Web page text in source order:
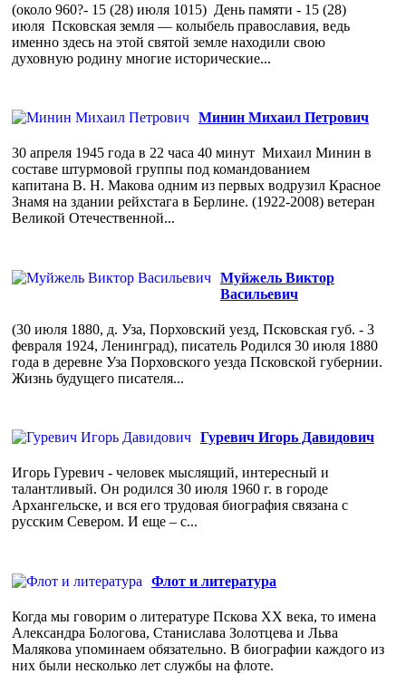
(около 960?- 15 (28) июля 1015) День памяти - 15 (28)
июля Псковская земля — колыбель православия, ведь
именно здесь на этой святой земле находили свою
духовную родину многие исторические...
Минин Михаил Петрович
30 апреля 1945 года в 22 часа 40 минут Михаил Минин в
составе штурмовой группы под командованием
капитана В. Н. Макова одним из первых водрузил Красное
Знамя на здании рейхстага в Берлине. (1922-2008) ветеран
Великой Отечественной...
Муйжель Виктор
Васильевич
(30 июля 1880, д. Уза, Порховский уезд, Псковская губ. - 3
февраля 1924, Ленинград), писатель Родился 30 июля 1880
года в деревне Уза Порховского уезда Псковской губернии.
Жизнь будущего писателя...
Гуревич Игорь Давидович
Игорь Гуревич - человек мыслящий, интересный и
талантливый. Он родился 30 июля 1960 г. в городе
Архангельске, и вся его трудовая биография связана с
русским Севером. И еще – с...
Флот и литература
Когда мы говорим о литературе Пскова ХХ века, то имена
Александра Бологова, Станислава Золотцева и Льва
Малякова упоминаем обязательно. В биографии каждого из
них были несколько лет службы на флоте.